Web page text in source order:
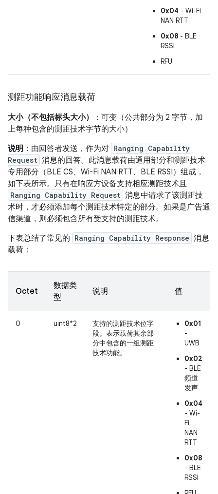
0x04 - Wi-Fi
NAN RTT
0x08 - BLE
RSSI
RFU
测距功能响应消息载荷
大小（不包括标头大小）
：可变（公共部分为 2 字节，加
上每种包含的测距技术字节的大小）
说明 ：由回答者发送，作为对 Ranging Capability
Request 消息的回答。此消息载荷由通用部分和测距技术
专用部分（BLE CS、Wi-Fi NAN RTT、BLE RSSI）组成，
如下表所示。只有在响应方设备支持相应测距技术且
Ranging Capability Request 消息中请求了该测距技
术时，才必须添加每个测距技术特定的部分。如果是广告通
信渠道，则必须包含所有受支持的测距技术。
下表总结了常见的 Ranging Capability Response 消息
载荷：
Octet
数据类
型
说明 值
0 uint8*2
支持的测距技术位字
段。表示载荷其余部
分中包含的一组测距
技术功能。
0x01
-
UWB
0x02
- BLE
频道
发声
0x04
- Wi-
Fi
NAN
RTT
0x08
- BLE
RSSI